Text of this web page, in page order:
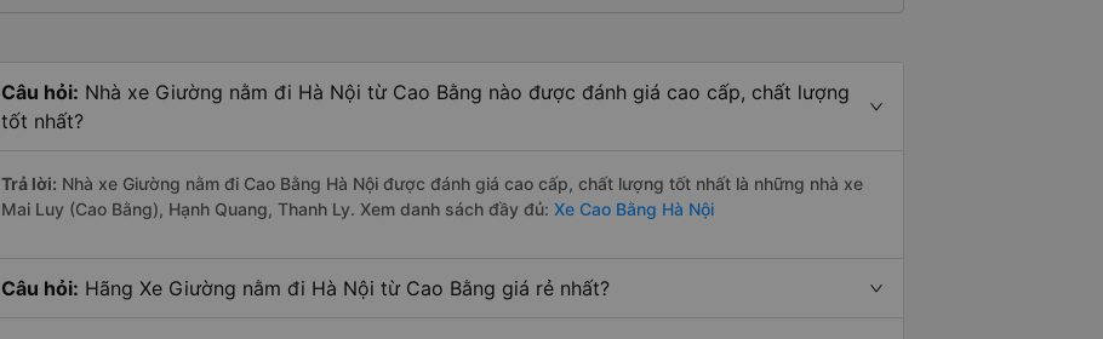
Câu hỏi: Nhà xe Giường nằm đi Hà Nội từ Cao Bằng nào được đánh giá cao cấp, chất lượng
tốt nhất?
Trả lời: Nhà xe Giường nằm đi Cao Bằng Hà Nội được đánh giá cao cấp, chất lượng tốt nhất là những nhà xe
Mai Luy (Cao Bằng), Hạnh Quang, Thanh Ly. Xem danh sách đầy đủ: Xe Cao Bằng Hà Nội
Câu hỏi: Hãng Xe Giường nằm đi Hà Nội từ Cao Bằng giá rẻ nhất?